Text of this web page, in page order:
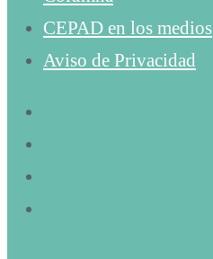
CEPAD en los medios
Aviso de Privacidad